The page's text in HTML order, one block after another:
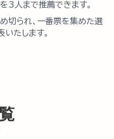
3人まで推薦できます。
切られ、一番票を集めた選
たします。